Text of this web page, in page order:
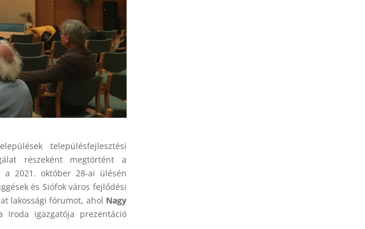
településfejlesztési
részeként megtörtént a
a 2021. október 28-ai ülésén
és Siófok város fejlődési
lakossági fórumot, ahol Nagy
Iroda igazgatója prezentáció